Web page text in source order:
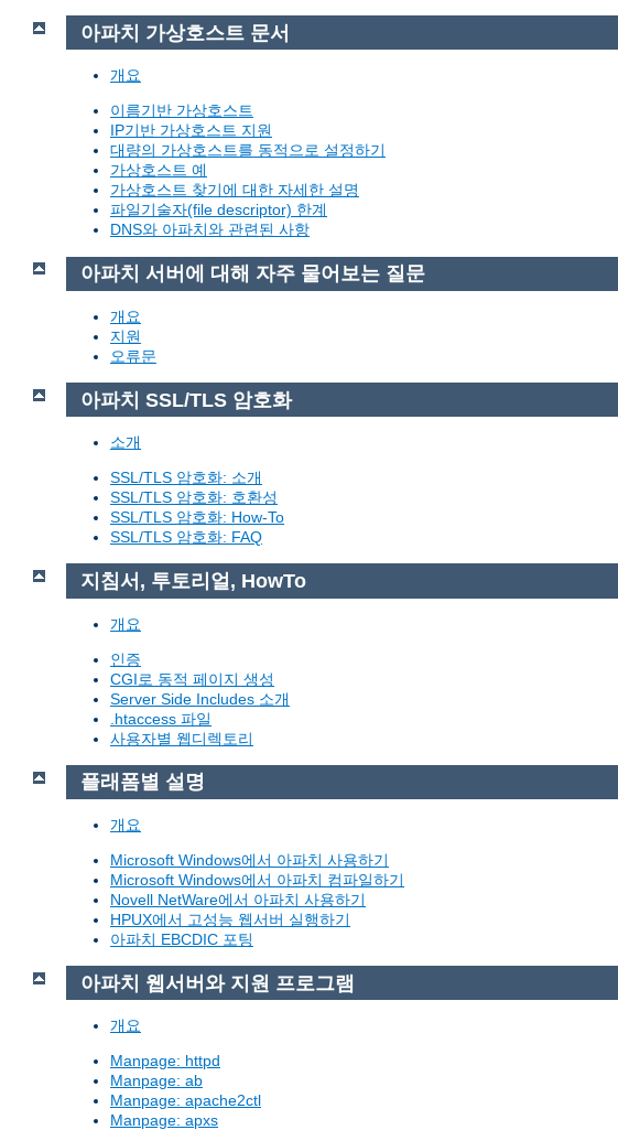
아파치 가상호스트 문서
개요
이름기반 가상호스트
IP기반 가상호스트 지원
대량의 가상호스트를 동적으로 설정하기
가상호스트 예
가상호스트 찾기에 대한 자세한 설명
파일기술자(file descriptor) 한계
DNS와 아파치와 관련된 사항
아파치 서버에 대해 자주 물어보는 질문
개요
지원
오류문
아파치 SSL/TLS 암호화
소개
SSL/TLS 암호화: 소개
SSL/TLS 암호화: 호환성
SSL/TLS 암호화: How-To
SSL/TLS 암호화: FAQ
지침서, 투토리얼, HowTo
개요
인증
CGI로 동적 페이지 생성
Server Side Includes 소개
.htaccess 파일
사용자별 웹디렉토리
플래폼별 설명
개요
Microsoft Windows에서 아파치 사용하기
Microsoft Windows에서 아파치 컴파일하기
Novell NetWare에서 아파치 사용하기
HPUX에서 고성능 웹서버 실행하기
아파치 EBCDIC 포팅
아파치 웹서버와 지원 프로그램
개요
Manpage: httpd
Manpage: ab
Manpage: apache2ctl
Manpage: apxs